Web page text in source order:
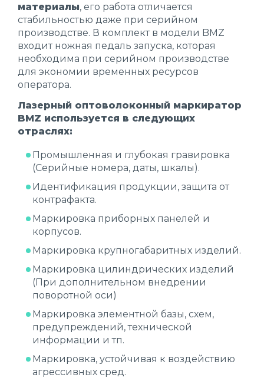
материалы, его работа отличается
стабильностью даже при серийном
производстве. В комплект в модели BMZ
входит ножная педаль запуска, которая
необходима при серийном производстве
для экономии временных ресурсов
оператора.
Лазерный оптоволоконный маркиратор
BMZ используется в следующих
отраслях:
Промышленная и глубокая гравировка
(Серийные номера, даты, шкалы).
Идентификация продукции, защита от
контрафакта.
Маркировка приборных панелей и
корпусов.
Маркировка крупногабаритных изделий.
Маркировка цилиндрических изделий
(При дополнительном внедрении
поворотной оси)
Маркировка элементной базы, схем,
предупреждений, технической
информации и тп.
Маркировка, устойчивая к воздействию
агрессивных сред.